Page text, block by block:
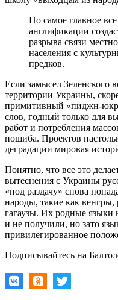
Но самое главное
англификации
разрыва связи
населения с
предков.
Если замысел Зеленского
территории Украины,
примитивный «пиджн-
слов, годный только для
работ и потребления
пошиба. Проектов
деградации мировая
Понятно, что все это
вытеснения с Украины
«под раздачу» снова
народы, такие как
гагаузы. Их родные языки
и не получили, но зато
привилегированное
Подписывайтесь на